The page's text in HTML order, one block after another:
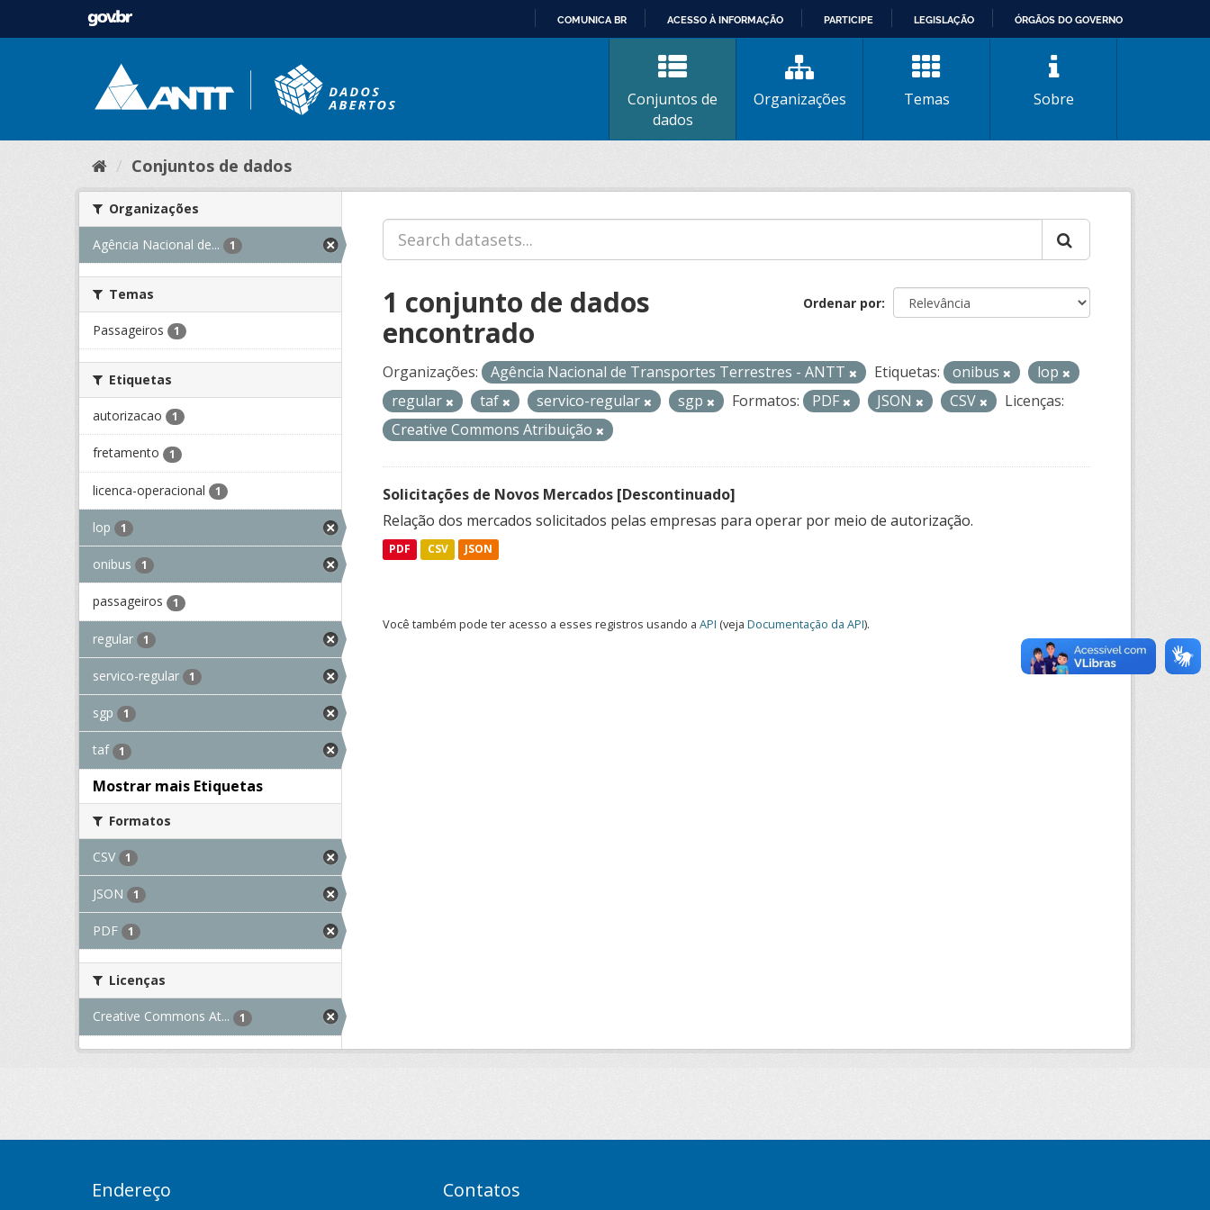
CONTEÚDO
COMUNICA BR ACESSO À INFORMAÇÃO PARTICIPE LEGISLAÇÃO ÓRGÃOS DO GOVERNO
Conjuntos de
dados
Organizações Temas Sobre
Conjuntos de dados
Organizações
Agência Nacional de... 1
Temas
Passageiros 1
Etiquetas
autorizacao 1
fretamento 1
licenca-operacional 1
lop 1
onibus 1
passageiros 1
regular 1
servico-regular 1
sgp 1
taf 1
Mostrar mais Etiquetas
Formatos
CSV 1
JSON 1
PDF 1
Licenças
Creative Commons At... 1
Ordenar por
1 conjunto de dados
encontrado
Organizações: Agência Nacional de Transportes Terrestres - ANTT Etiquetas: onibus
lop
regular
taf servico-regular sgp Formatos: PDF JSON CSV
Licenças:
Creative Commons Atribuição
Solicitações de Novos Mercados [Descontinuado]
Relação dos mercados solicitados pelas empresas para operar por meio de autorização.
PDF CSV JSON
Você também pode ter acesso a esses registros usando a API (veja Documentação da API).
Endereço Contatos